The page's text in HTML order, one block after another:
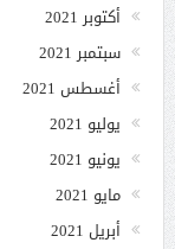
أكتوبر 2021
سبتمبر 2021
أغسطس 2021
يوليو 2021
يونيو 2021
مايو 2021
أبريل 2021